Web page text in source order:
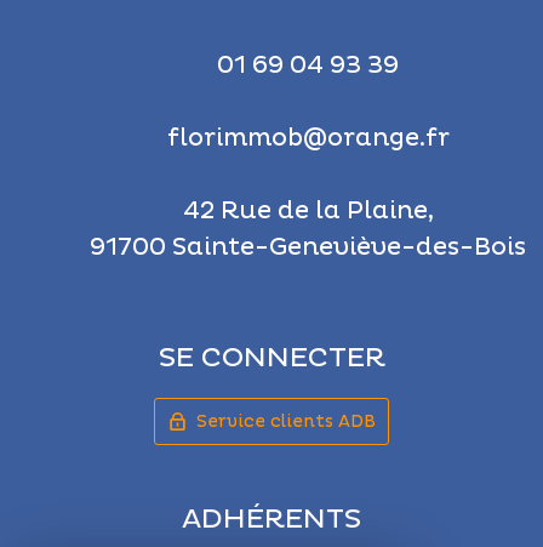
01 69 04 93 39
florimmob@orange.fr
42 Rue de la Plaine,
91700 Sainte-Geneviève-des-Bois
SE CONNECTER
Service clients ADB
ADHÉRENTS